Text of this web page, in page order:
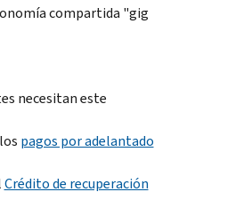
compartida "gig
necesitan este
pagos por adelantado
Crédito de recuperación